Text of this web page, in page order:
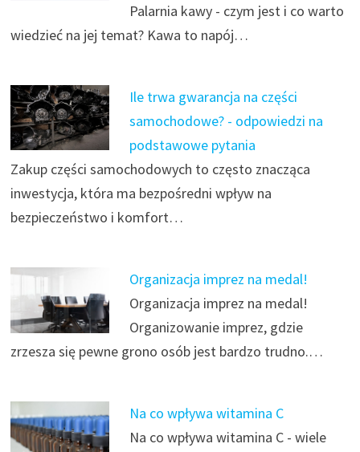
Palarnia kawy - czym jest i co warto
wiedzieć na jej temat? Kawa to napój…
Ile trwa gwarancja na części
samochodowe? - odpowiedzi na
podstawowe pytania
Zakup części samochodowych to często znacząca
inwestycja, która ma bezpośredni wpływ na
bezpieczeństwo i komfort…
Organizacja imprez na medal!
Organizacja imprez na medal!
Organizowanie imprez, gdzie
zrzesza się pewne grono osób jest bardzo trudno.…
Na co wpływa witamina C
Na co wpływa witamina C - wiele